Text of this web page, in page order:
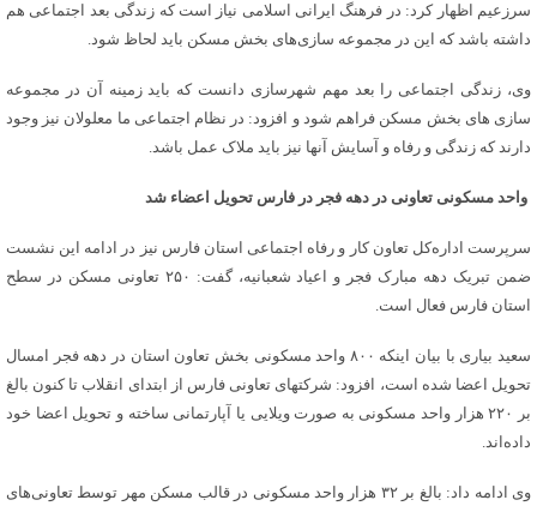
سرزعیم اظهار کرد: در فرهنگ ایرانی اسلامی نیاز است که زندگی بعد اجتماعی هم
داشته باشد که این در مجموعه سازی‌های بخش مسکن باید لحاظ شود.
وی، زندگی اجتماعی را بعد مهم شهرسازی دانست که باید زمینه آن در مجموعه
سازی های بخش مسکن فراهم شود و افزود: در نظام اجتماعی ما معلولان نیز وجود
دارند که زندگی و رفاه و آسایش آنها نیز باید ملاک عمل باشد.
واحد مسکونی تعاونی در دهه فجر در فارس تحویل اعضاء شد
سرپرست اداره‌کل تعاون کار و رفاه اجتماعی استان فارس نیز در ادامه این نشست
ضمن تبریک دهه مبارک فجر و اعیاد شعبانیه، گفت: ۲۵۰ تعاونی مسکن در سطح
استان فارس فعال است.
سعید بیاری با بیان اینکه ۸۰۰ واحد مسکونی بخش تعاون استان در دهه فجر امسال
تحویل اعضا شده است، افزود: شرکتهای تعاونی فارس از ابتدای انقلاب تا کنون بالغ
بر ۲۲۰ هزار واحد مسکونی به صورت ویلایی یا آپارتمانی ساخته و تحویل اعضا خود
داده‌اند.
وی ادامه داد: بالغ بر ۳۲ هزار واحد مسکونی در قالب مسکن مهر توسط تعاونی‌های